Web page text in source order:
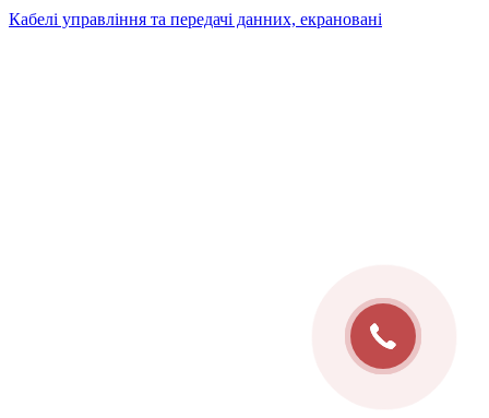
Кабелі управління та передачі данних, екрановані